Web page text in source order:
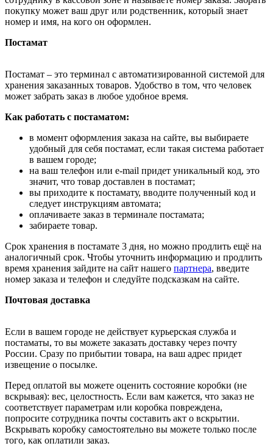
покупку может ваш друг или родственник, который знает
номер и имя, на кого он оформлен.
Постамат
Постамат – это терминал с автоматизированной системой для
хранения заказанных товаров. Удобство в том, что человек
может забрать заказ в любое удобное время.
Как работать с постаматом:
в момент оформления заказа на сайте, вы выбираете
удобный для себя постамат, если такая система работает
в вашем городе;
на ваш телефон или e-mail придет уникальный код, это
значит, что товар доставлен в постамат;
вы приходите к постамату, вводите полученный код и
следует инструкциям автомата;
оплачиваете заказ в терминале постамата;
забираете товар.
Срок хранения в постамате 3 дня, но можно продлить ещё на
аналогичный срок. Чтобы уточнить информацию и продлить
время хранения зайдите на сайт нашего партнера, введите
номер заказа и телефон и следуйте подсказкам на сайте.
Почтовая доставка
Если в вашем городе не действует курьерская служба и
постаматы, то вы можете заказать доставку через почту
России. Сразу по прибытии товара, на ваш адрес придет
извещение о посылке.
Перед оплатой вы можете оценить состояние коробки (не
вскрывая): вес, целостность. Если вам кажется, что заказ не
соответствует параметрам или коробка повреждена,
попросите сотрудника почты составить акт о вскрытии.
Вскрывать коробку самостоятельно вы можете только после
того, как оплатили заказ.